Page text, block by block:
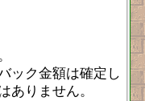
ック金額は確定し
ありません。